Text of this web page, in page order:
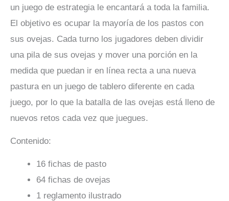
un juego de estrategia le encantará a toda la familia.
El objetivo es ocupar la mayoría de los pastos con
sus ovejas. Cada turno los jugadores deben dividir
una pila de sus ovejas y mover una porción en la
medida que puedan ir en línea recta a una nueva
pastura en un juego de tablero diferente en cada
juego, por lo que la batalla de las ovejas está lleno de
nuevos retos cada vez que juegues.
Contenido:
16 fichas de pasto
64 fichas de ovejas
1 reglamento ilustrado